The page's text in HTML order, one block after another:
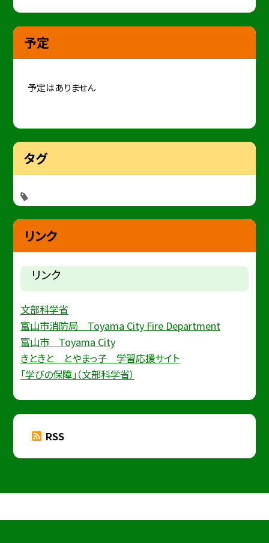
予定
予定はありません
タグ
リンク
リンク
文部科学省
富山市消防局 Toyama City Fire Department
富山市 Toyama City
きときと とやまっ子 学習応援サイト
「学びの保障」（文部科学省）
RSS